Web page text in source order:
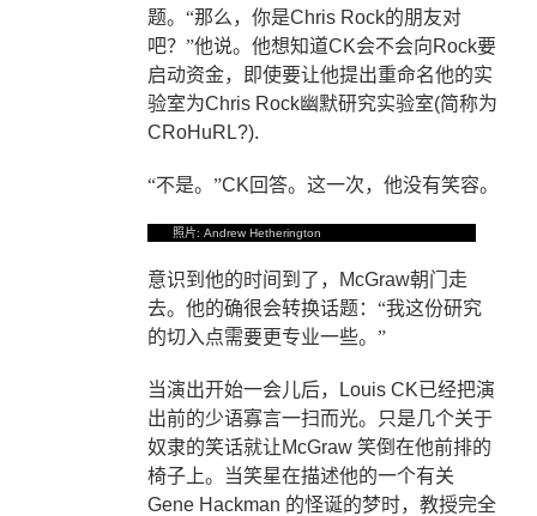
题。“那么，你是Chris Rock的朋友对
吧？”他说。他想知道CK会不会向Rock要
启动资金，即使要让他提出重命名他的实
验室为Chris Rock幽默研究实验室(简称为
CRoHuRL?).
“不是。”CK 回答。这一次，他没有笑容。
照片: Andrew Hetherington
意识到他的时间到了， McGraw朝门走
去。他的确很会转换话题：“我这份研究
的切入点需要更专业一些。”
当演出开始一会儿后， Louis CK已经把演
出前的少语寡言一扫而光。只是几个关于
奴隶的笑话就让McGraw 笑倒在他前排的
椅子上。当笑星在描述他的一个有关
Gene Hackman 的怪诞的梦时，教授完全